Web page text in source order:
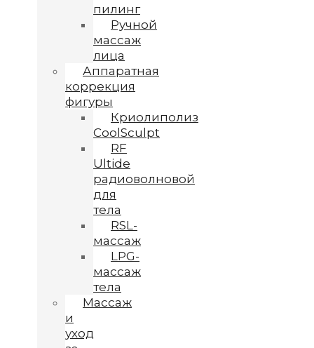
пилинг
Ручной
массаж
лица
Аппаратная
коррекция
фигуры
Криолиполиз
CoolSculpt
RF
Ultide
радиоволновой
для
тела
RSL-
массаж
LPG-
массаж
тела
Массаж
и
уход